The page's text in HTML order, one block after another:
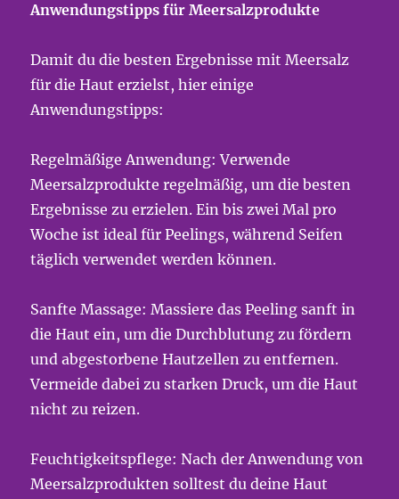
Anwendungstipps für Meersalzprodukte
Damit du die besten Ergebnisse mit Meersalz
für die Haut erzielst, hier einige
Anwendungstipps:
Regelmäßige Anwendung: Verwende
Meersalzprodukte regelmäßig, um die besten
Ergebnisse zu erzielen. Ein bis zwei Mal pro
Woche ist ideal für Peelings, während Seifen
täglich verwendet werden können.
Sanfte Massage: Massiere das Peeling sanft in
die Haut ein, um die Durchblutung zu fördern
und abgestorbene Hautzellen zu entfernen.
Vermeide dabei zu starken Druck, um die Haut
nicht zu reizen.
Feuchtigkeitspflege: Nach der Anwendung von
Meersalzprodukten solltest du deine Haut